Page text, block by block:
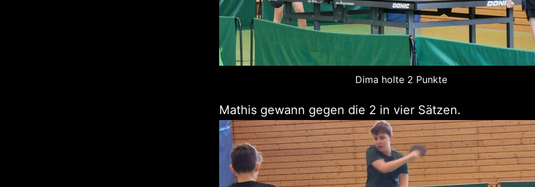
Dima holte 2 Punkte
Mathis gewann gegen die 2 in vier Sätzen.